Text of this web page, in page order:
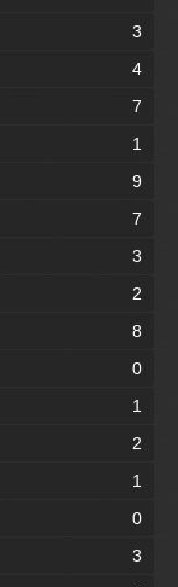
3
4
7
1
9
7
3
2
8
0
1
2
1
0
3